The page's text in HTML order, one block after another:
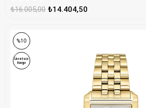
₺14.404,50
₺16.005,00
%10
Ücretsiz
Kargo